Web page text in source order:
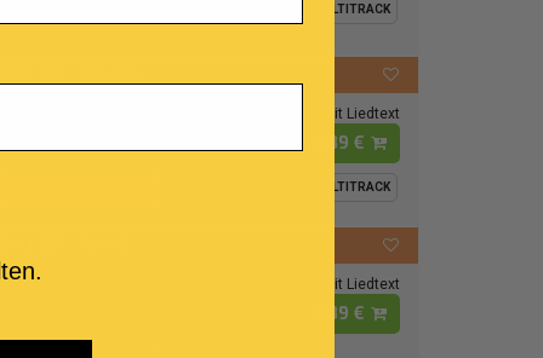
MULTITRACK
Buster Poindexter
Mit Liedtext
1,89 €
MULTITRACK
Mit Liedtext
1,89 €